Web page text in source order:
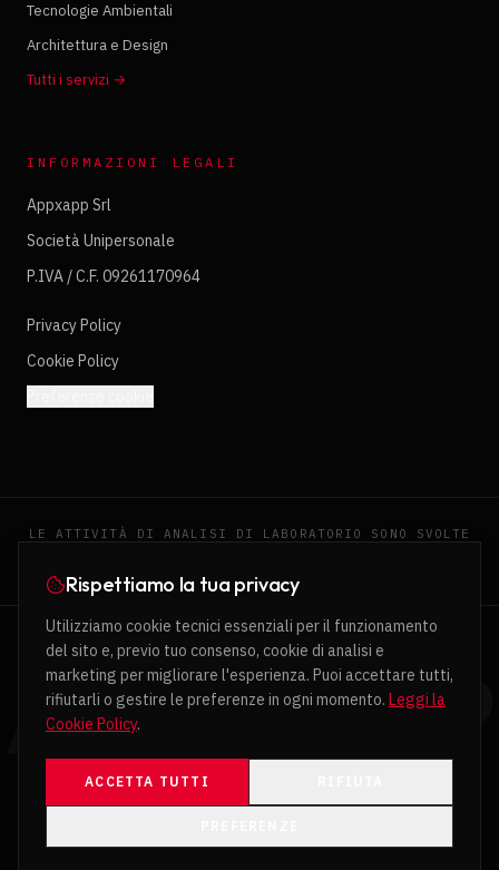
Tecnologie Ambientali
Architettura e Design
Tutti i servizi →
INFORMAZIONI LEGALI
Appxapp Srl
Società Unipersonale
P.IVA / C.F. 09261170964
Privacy Policy
Cookie Policy
LE ATTIVITÀ DI ANALISI DI LABORATORIO SONO SVOLTE
APPXAPP
IMPACT · STRATEGY · INNOVATION
Rispettiamo la tua privacy
Utilizziamo cookie tecnici essenziali per il funzionamento
del sito e, previo tuo consenso, cookie di analisi e
marketing per migliorare l'esperienza. Puoi accettare tutti,
rifiutarli o gestire le preferenze in ogni momento. Leggi la
Cookie Policy.
ACCETTA TUTTI